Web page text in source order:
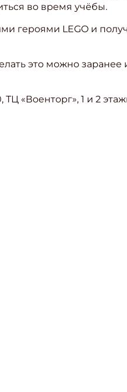
во время учёбы.
героями LEGO и
это можно заранее
«Военторг», 1 и 2